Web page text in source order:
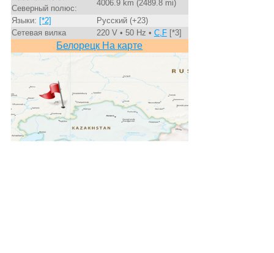
Северный полюс:
4006.9 km (2489.8 mi)
Языки: [*2]
Русский (+23)
Сетевая вилка
220 V • 50 Hz • C,F[*3]
Белорецк На карте